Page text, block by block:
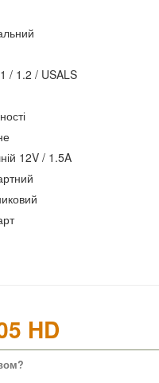
/ 1.2 / USALS
12V / 1.5A
HD